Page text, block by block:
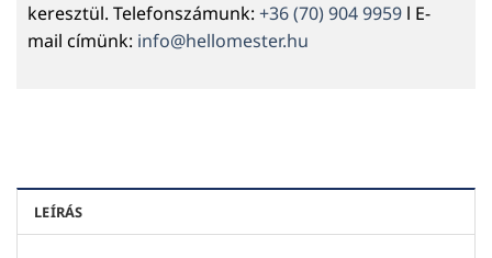
keresztül. Telefonszámunk: +36 (70) 904 9959 l E-
mail címünk: info@hellomester.hu
LEÍRÁS